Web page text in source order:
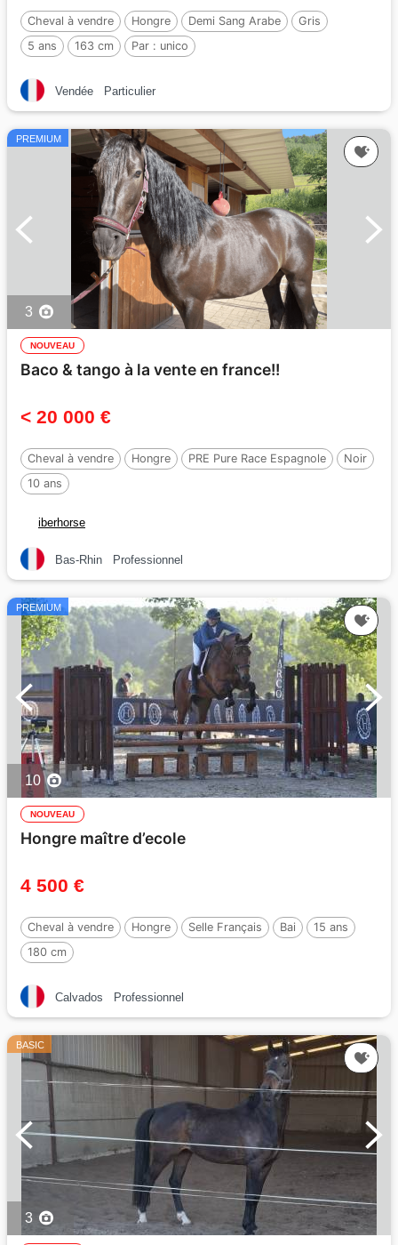
Cheval à vendre Hongre Demi Sang Arabe
Gris
5 ans
163 cm Par : unico
Vendée Particulier
PREMIUM
3
NOUVEAU
Baco & tango à la vente en france!!
< 20 000 €
Cheval à vendre Hongre PRE Pure Race Espagnole
Noir
10 ans
iberhorse
Bas-Rhin Professionnel
PREMIUM
10
NOUVEAU
Hongre maître d’ecole
4 500 €
Cheval à vendre Hongre Selle Français Bai
15 ans
180 cm
Calvados Professionnel
BASIC
3